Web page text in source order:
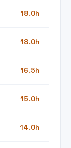
18.0h
18.0h
16.5h
15.0h
14.0h